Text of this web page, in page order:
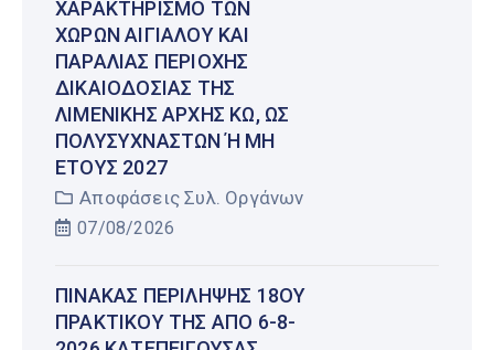
ΧΑΡΑΚΤΗΡΙΣΜΌ ΤΩΝ
ΧΏΡΩΝ ΑΙΓΙΑΛΟΎ ΚΑΙ
ΠΑΡΑΛΊΑΣ ΠΕΡΙΟΧΉΣ
ΔΙΚΑΙΟΔΟΣΊΑΣ ΤΗΣ
ΛΙΜΕΝΙΚΉΣ ΑΡΧΉΣ ΚΩ, ΩΣ
ΠΟΛΥΣΎΧΝΑΣΤΩΝ Ή ΜΗ Έ
ΤΟΥΣ 2027
Αποφάσεις Συλ. Οργάνων
07/08/2026
ΠΊΝΑΚΑΣ ΠΕΡΊΛΗΨΗΣ 18ΟΥ
ΠΡΑΚΤΙΚΟΎ ΤΗΣ ΑΠΌ 6-8-